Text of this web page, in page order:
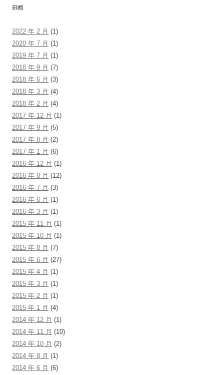
归档
2022 年 2 月 (1)
2020 年 7 月 (1)
2019 年 7 月 (1)
2018 年 9 月 (7)
2018 年 6 月 (3)
2018 年 3 月 (4)
2018 年 2 月 (4)
2017 年 12 月 (1)
2017 年 9 月 (5)
2017 年 8 月 (2)
2017 年 1 月 (6)
2016 年 12 月 (1)
2016 年 8 月 (12)
2016 年 7 月 (3)
2016 年 6 月 (1)
2016 年 3 月 (1)
2015 年 11 月 (1)
2015 年 10 月 (1)
2015 年 8 月 (7)
2015 年 6 月 (27)
2015 年 4 月 (1)
2015 年 3 月 (1)
2015 年 2 月 (1)
2015 年 1 月 (4)
2014 年 12 月 (1)
2014 年 11 月 (10)
2014 年 10 月 (2)
2014 年 8 月 (1)
2014 年 6 月 (6)